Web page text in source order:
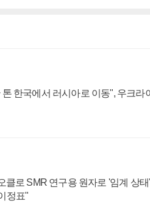
한국에서 러시아로 이동", 우크라
클로 SMR 연구용 원자로 '임계 상태'
정표"